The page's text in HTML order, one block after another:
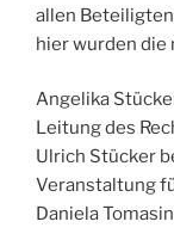
allen
hier wurden
Angelika
Leitung des
Ulrich Stücker
Veranstaltung
Daniela